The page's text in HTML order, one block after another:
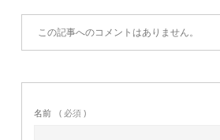
この記事へのコメントはありません。
名前 ( 必須 )